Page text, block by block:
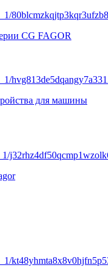
CG FAGOR
для машины